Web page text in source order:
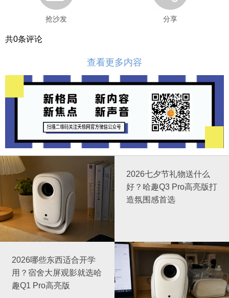
抢沙发 分享
共0条评论
查看更多内容
2026七夕节礼物送什么
好？哈趣Q3 Pro高亮版打
造氛围感首选
2026哪些东西适合开学
用？宿舍大屏观影就选哈
趣Q1 Pro高亮版